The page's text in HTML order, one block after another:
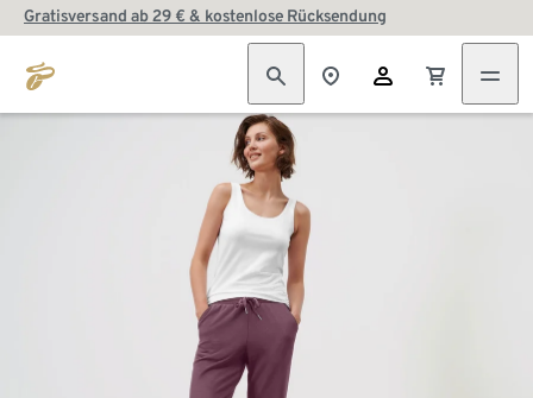
Gratisversand ab 29 € & kostenlose Rücksendung